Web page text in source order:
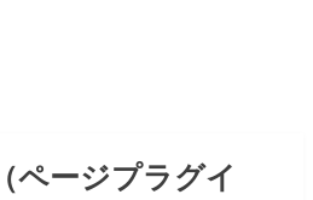
ページプラグイ